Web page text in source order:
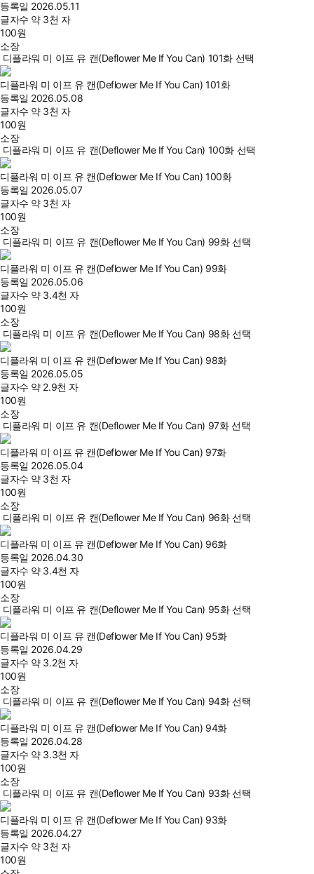
등록일 2026.05.11
글자수 약 3천 자
100원
소장
디플라워 미 이프 유 캔(Deflower Me If You Can) 101화 선택
디플라워 미 이프 유 캔(Deflower Me If You Can) 101화
등록일 2026.05.08
글자수 약 3천 자
100원
소장
디플라워 미 이프 유 캔(Deflower Me If You Can) 100화 선택
디플라워 미 이프 유 캔(Deflower Me If You Can) 100화
등록일 2026.05.07
글자수 약 3천 자
100원
소장
디플라워 미 이프 유 캔(Deflower Me If You Can) 99화 선택
디플라워 미 이프 유 캔(Deflower Me If You Can) 99화
등록일 2026.05.06
글자수 약 3.4천 자
100원
소장
디플라워 미 이프 유 캔(Deflower Me If You Can) 98화 선택
디플라워 미 이프 유 캔(Deflower Me If You Can) 98화
등록일 2026.05.05
글자수 약 2.9천 자
100원
소장
디플라워 미 이프 유 캔(Deflower Me If You Can) 97화 선택
디플라워 미 이프 유 캔(Deflower Me If You Can) 97화
등록일 2026.05.04
글자수 약 3천 자
100원
소장
디플라워 미 이프 유 캔(Deflower Me If You Can) 96화 선택
디플라워 미 이프 유 캔(Deflower Me If You Can) 96화
등록일 2026.04.30
글자수 약 3.4천 자
100원
소장
디플라워 미 이프 유 캔(Deflower Me If You Can) 95화 선택
디플라워 미 이프 유 캔(Deflower Me If You Can) 95화
등록일 2026.04.29
글자수 약 3.2천 자
100원
소장
디플라워 미 이프 유 캔(Deflower Me If You Can) 94화 선택
디플라워 미 이프 유 캔(Deflower Me If You Can) 94화
등록일 2026.04.28
글자수 약 3.3천 자
100원
소장
디플라워 미 이프 유 캔(Deflower Me If You Can) 93화 선택
디플라워 미 이프 유 캔(Deflower Me If You Can) 93화
등록일 2026.04.27
글자수 약 3천 자
100원